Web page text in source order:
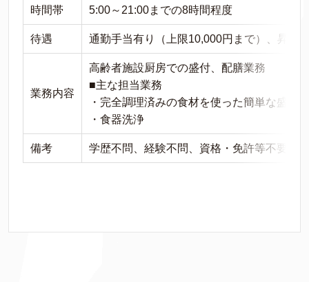
時間帯 5:00～21:00までの8時間程度
待遇 通勤手当有り（上限10,000円まで）、昇給
業務内容
高齢者施設厨房での盛付、配膳業務
■主な担当業務
・完全調理済みの食材を使った簡単な盛付
・食器洗浄
備考 学歴不問、経験不問、資格・免許等不要